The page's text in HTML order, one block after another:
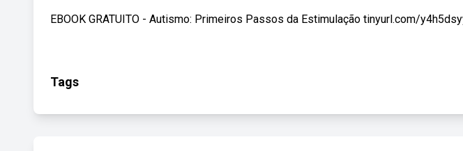
EBOOK GRATUITO - Autismo: Primeiros Passos da Estimulação tinyurl.com/
Tags